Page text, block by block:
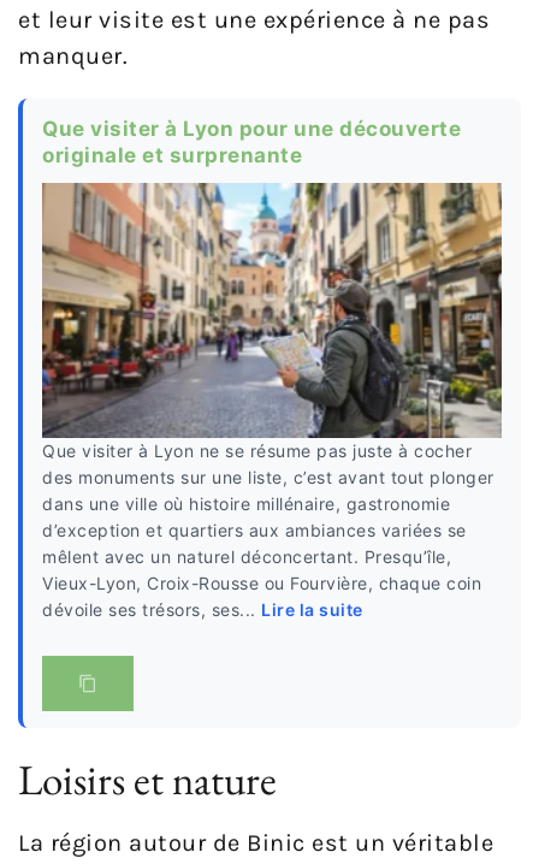
et leur visite est une expérience à ne pas
manquer.
Que visiter à Lyon pour une découverte
originale et surprenante
Que visiter à Lyon ne se résume pas juste à cocher
des monuments sur une liste, c’est avant tout plonger
dans une ville où histoire millénaire, gastronomie
d’exception et quartiers aux ambiances variées se
mêlent avec un naturel déconcertant. Presqu’île,
Vieux-Lyon, Croix-Rousse ou Fourvière, chaque coin
dévoile ses trésors, ses... Lire la suite
Loisirs et nature
La région autour de Binic est un véritable